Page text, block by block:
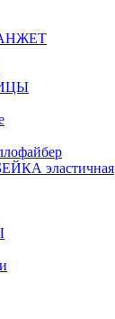
эластичная